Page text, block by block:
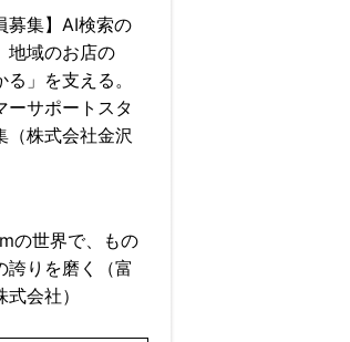
募集】AI検索の
地域のお店の
る」を支える。
ーサポートスタ
（株式会社金沢
の世界で、もの
誇りを磨く（富
会社）